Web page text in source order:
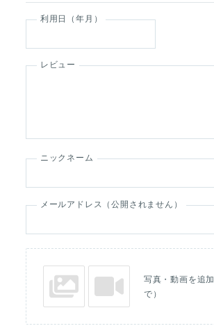
利用日（年月）
レビュー
ニックネーム
メールアドレス（公開されません）
写真・動画を追加
で）